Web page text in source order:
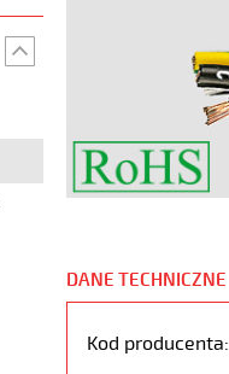
DANE TECHNICZNE
Kod producenta: